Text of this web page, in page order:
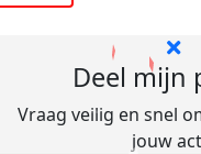
Deel mijn
Vraag veilig en snel
jouw